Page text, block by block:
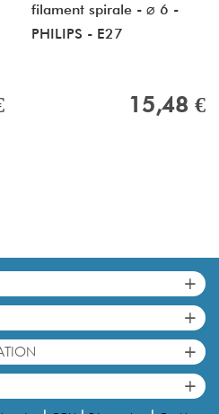
filament spirale - ⌀ 6 -
PHILIPS - E27
15,48 €
+
+
+
+